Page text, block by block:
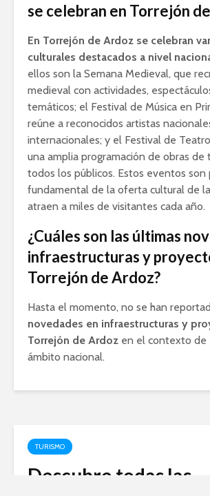
se celebran en Torrejón
En Torrejón de Ardoz se celebran
culturales destacados a nivel
ellos son la Semana Medieval, que
medieval con actividades,
temáticos; el Festival de Música en
reúne a reconocidos artistas
internacionales; y el Festival de
una amplia programación de obras de
todos los públicos. Estos eventos son
fundamental de la oferta cultural de
atraen a miles de visitantes cada año.
¿Cuáles son las últimas
infraestructuras y
Torrejón de Ardoz?
Hasta el momento, no se han
novedades en infraestructuras y
Torrejón de Ardoz en el contexto de
ámbito nacional.
TURISMO
Descubre todas las